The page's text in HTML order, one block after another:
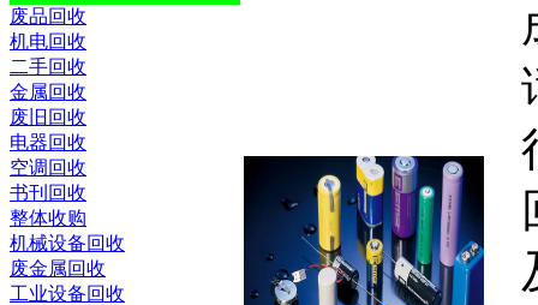
废品回收
机电回收
二手回收
金属回收
废旧回收
电器回收
空调回收
书刊回收
整体收购
机械设备回收
废金属回收
工业设备回收